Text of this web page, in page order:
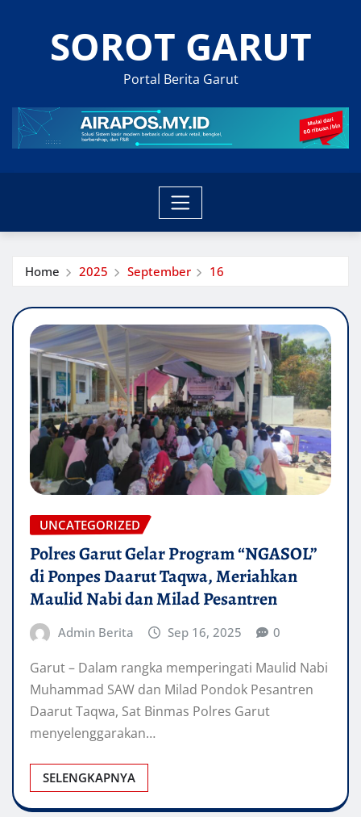
SOROT GARUT
Portal Berita Garut
Home 2025 September 16
UNCATEGORIZED
Polres Garut Gelar Program “NGASOL”
di Ponpes Daarut Taqwa, Meriahkan
Maulid Nabi dan Milad Pesantren
Admin Berita Sep 16, 2025 0
Garut – Dalam rangka memperingati Maulid Nabi
Muhammad SAW dan Milad Pondok Pesantren
Daarut Taqwa, Sat Binmas Polres Garut
menyelenggarakan…
SELENGKAPNYA